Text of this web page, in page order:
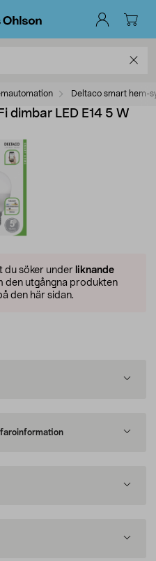
Deltaco smart hem-
dimbar LED E14 5 W
du söker under liknande
den utgångna produkten
den här sidan.